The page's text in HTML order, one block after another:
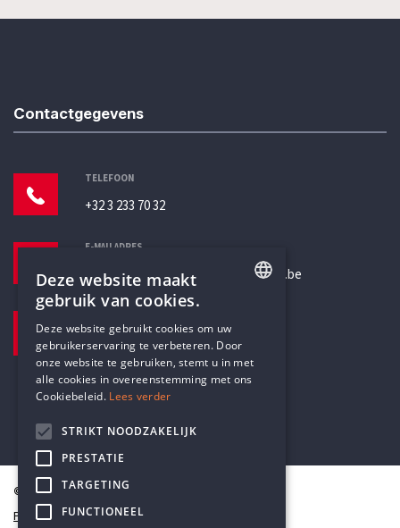
Contactgegevens
TELEFOON
+32 3 233 70 32
E-MAILADRES
secretariaat@humanistischverbond.be
Pottenbrug 4
Antwerpen, 2000
© Humanistisch Verbond 2026
Privacy
DUTCH
Deze website maakt
gebruik van cookies.
Deze website gebruikt cookies om uw
gebruikerservaring te verbeteren. Door
onze website te gebruiken, stemt u in met
alle cookies in overeenstemming met ons
Cookiebeleid. Lees verder
STRIKT NOODZAKELIJK
PRESTATIE
TARGETING
FUNCTIONEEL